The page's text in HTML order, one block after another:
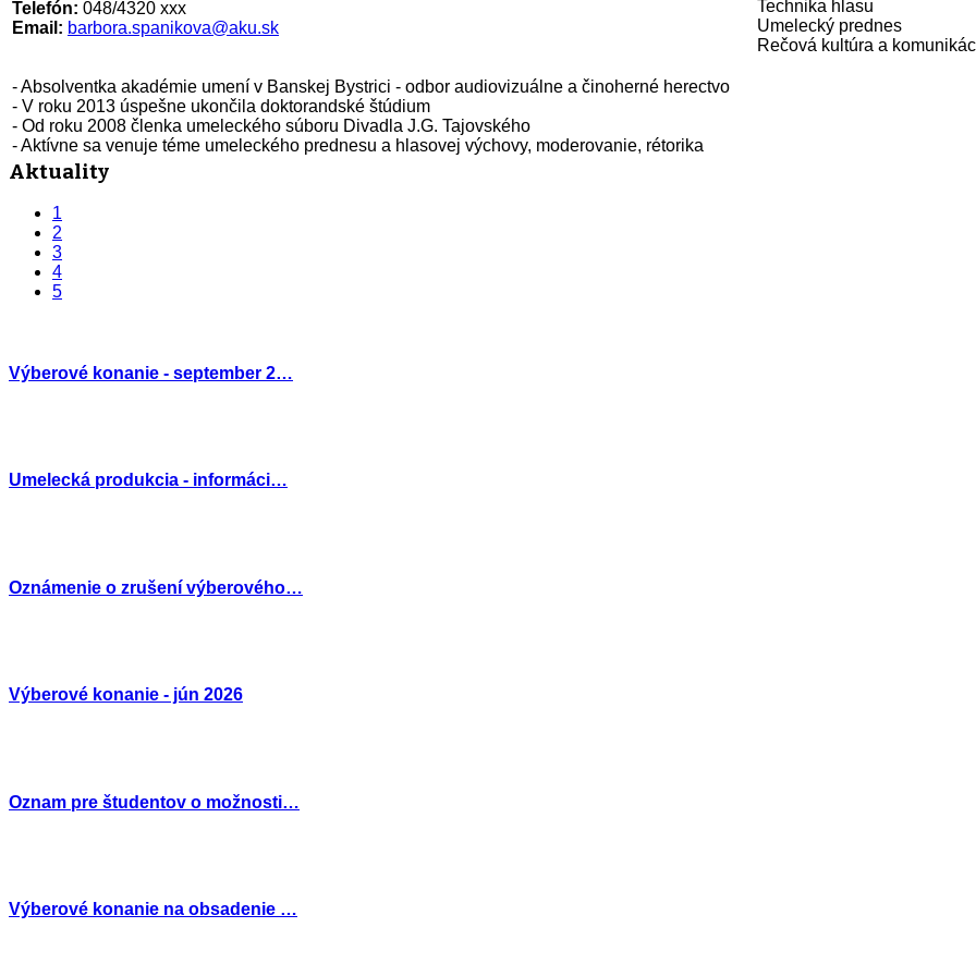
Telefón: 048/4320 xxx
Email: barbora.spanikova@aku.sk
- Absolventka akadémie umení v Banskej Bystrici - odbor audiovizuálne a činoherné herectvo
- V roku 2013 úspešne ukončila doktorandské štúdium
- Od roku 2008 členka umeleckého súboru Divadla J.G. Tajovského
- Aktívne sa venuje téme umeleckého prednesu a hlasovej výchovy, moderovanie, rétorika
Technika hlasu
Umelecký prednes
Rečová kultúra a
Aktuality
1
2
3
4
5
Výberové konanie - september 2…
Umelecká produkcia - informáci…
Oznámenie o zrušení výberového…
Výberové konanie - jún 2026
Oznam pre študentov o možnosti…
Výberové konanie na obsadenie …